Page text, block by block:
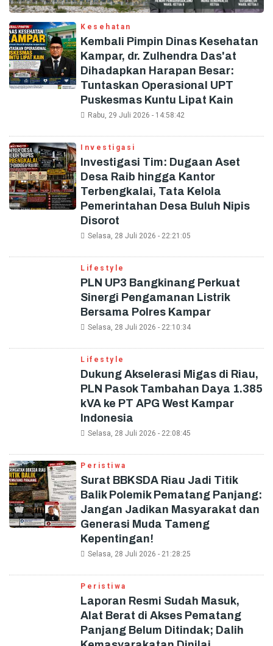
Kesehatan
Kembali Pimpin Dinas Kesehatan
Kampar, dr. Zulhendra Das'at
Dihadapkan Harapan Besar:
Tuntaskan Operasional UPT
Puskesmas Kuntu Lipat Kain
Rabu, 29 Juli 2026 - 14:58:42
Investigasi
Investigasi Tim: Dugaan Aset
Desa Raib hingga Kantor
Terbengkalai, Tata Kelola
Pemerintahan Desa Buluh Nipis
Disorot
Selasa, 28 Juli 2026 - 22:21:05
Lifestyle
PLN UP3 Bangkinang Perkuat
Sinergi Pengamanan Listrik
Bersama Polres Kampar
Selasa, 28 Juli 2026 - 22:10:34
Lifestyle
Dukung Akselerasi Migas di Riau,
PLN Pasok Tambahan Daya 1.385
kVA ke PT APG West Kampar
Indonesia
Selasa, 28 Juli 2026 - 22:08:45
Peristiwa
Surat BBKSDA Riau Jadi Titik
Balik Polemik Pematang Panjang:
Jangan Jadikan Masyarakat dan
Generasi Muda Tameng
Kepentingan!
Selasa, 28 Juli 2026 - 21:28:25
Peristiwa
Laporan Resmi Sudah Masuk,
Alat Berat di Akses Pematang
Panjang Belum Ditindak; Dalih